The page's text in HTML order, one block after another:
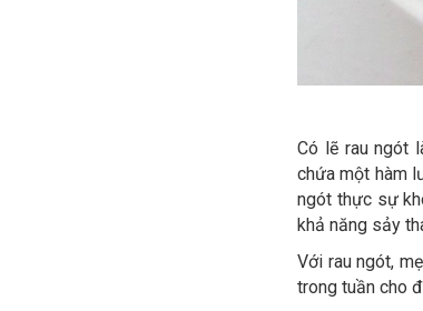
Có lẽ rau ngót
chứa một hàm
ngót thực sự
khả năng sảy
Với rau ngót,
trong tuần cho